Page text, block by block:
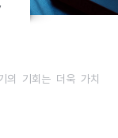
의 기회는 더욱 가치